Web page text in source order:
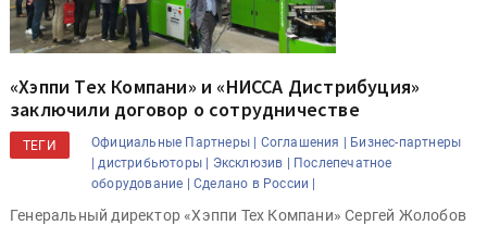
«Хэппи Тех Компани» и «НИССА Дистрибуция»
заключили договор о сотрудничестве
ТЕГИ Официальные Партнеры | Соглашения |
Бизнес-партнеры
дистрибьюторы | Эксклюзив |
Послепечатное
оборудование |
Сделано в России |
Генеральный директор «Хэппи Тех Компани» Сергей Жолобов